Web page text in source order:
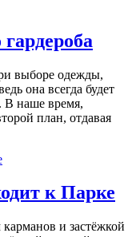
выборе одежды,
она всегда будет
В наше время,
план, отдавая
к Парке
и застёжкой